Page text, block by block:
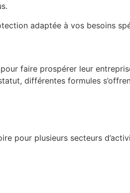
adaptée à vos besoins
faire prospérer leur
différentes formules
pour plusieurs secteurs